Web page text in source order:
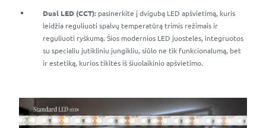
Dual LED (CCT): pasinerkite į dvigubą LED apšvietimą, kuris
leidžia reguliuoti spalvų temperatūrą trimis režimais ir
reguliuoti ryškumą. Šios modernios LED juostelės, integruotos
su specialiu jutikliniu jungikliu, siūlo ne tik funkcionalumą, bet
ir estetiką, kurios tikitės iš šiuolaikinio apšvietimo.